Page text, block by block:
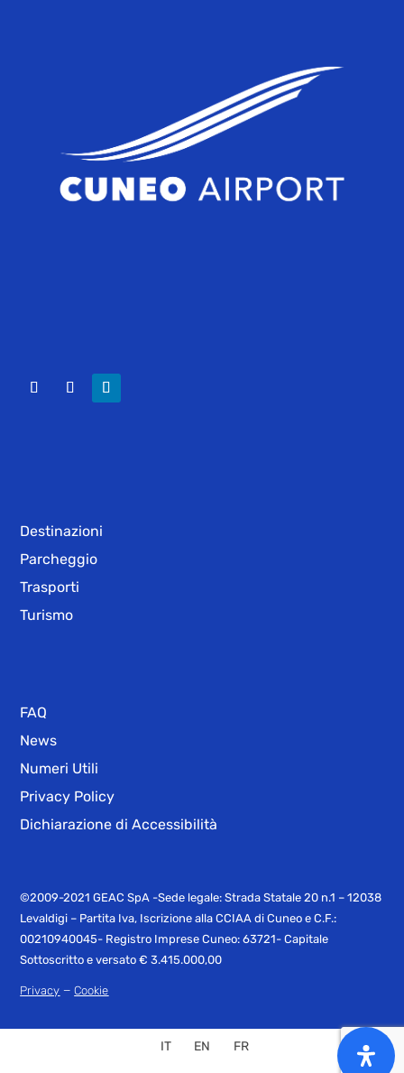
Destinazioni
Parcheggio
Trasporti
Turismo
FAQ
News
Numeri Utili
Privacy Policy
Dichiarazione di Accessibilità
©2009-2021 GEAC SpA -Sede legale: Strada Statale 20 n.1 – 12038
Levaldigi – Partita Iva, Iscrizione alla CCIAA di Cuneo e C.F.:
00210940045- Registro Imprese Cuneo: 63721- Capitale
Sottoscritto e versato € 3.415.000,00
Privacy –Cookie
IT EN FR